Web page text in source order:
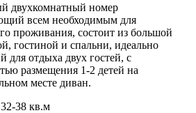
двухкомнатный номер
всем необходимым для
проживания, состоит из большой
гостиной и спальни, идеально
для отдыха двух гостей, с
размещения 1-2 детей на
месте диван.
32-38 кв.м